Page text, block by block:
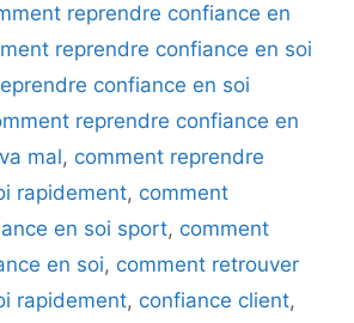
reprendre confiance en
reprendre confiance en soi
confiance en soi
reprendre confiance en
mal, comment reprendre
rapidement, comment
en soi sport, comment
en soi, comment retrouver
rapidement, confiance client,